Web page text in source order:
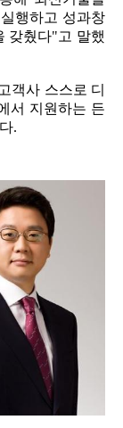
행하고 성과창
갖췄다"고 말했
객사 스스로 디
서 지원하는 든
.